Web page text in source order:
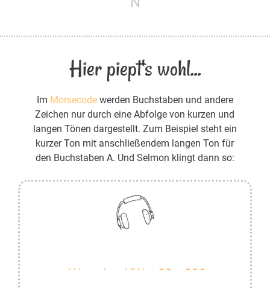
Hier piept's wohl...
Im Morsecodewerden Buchstaben und andere
Zeichen nur durch eine Abfolge von kurzen und
langen Tönen dargestellt. Zum Beispiel steht ein
kurzer Ton mit anschließendem langen Ton für
den Buchstaben A. Und Selmon klingt dann so: